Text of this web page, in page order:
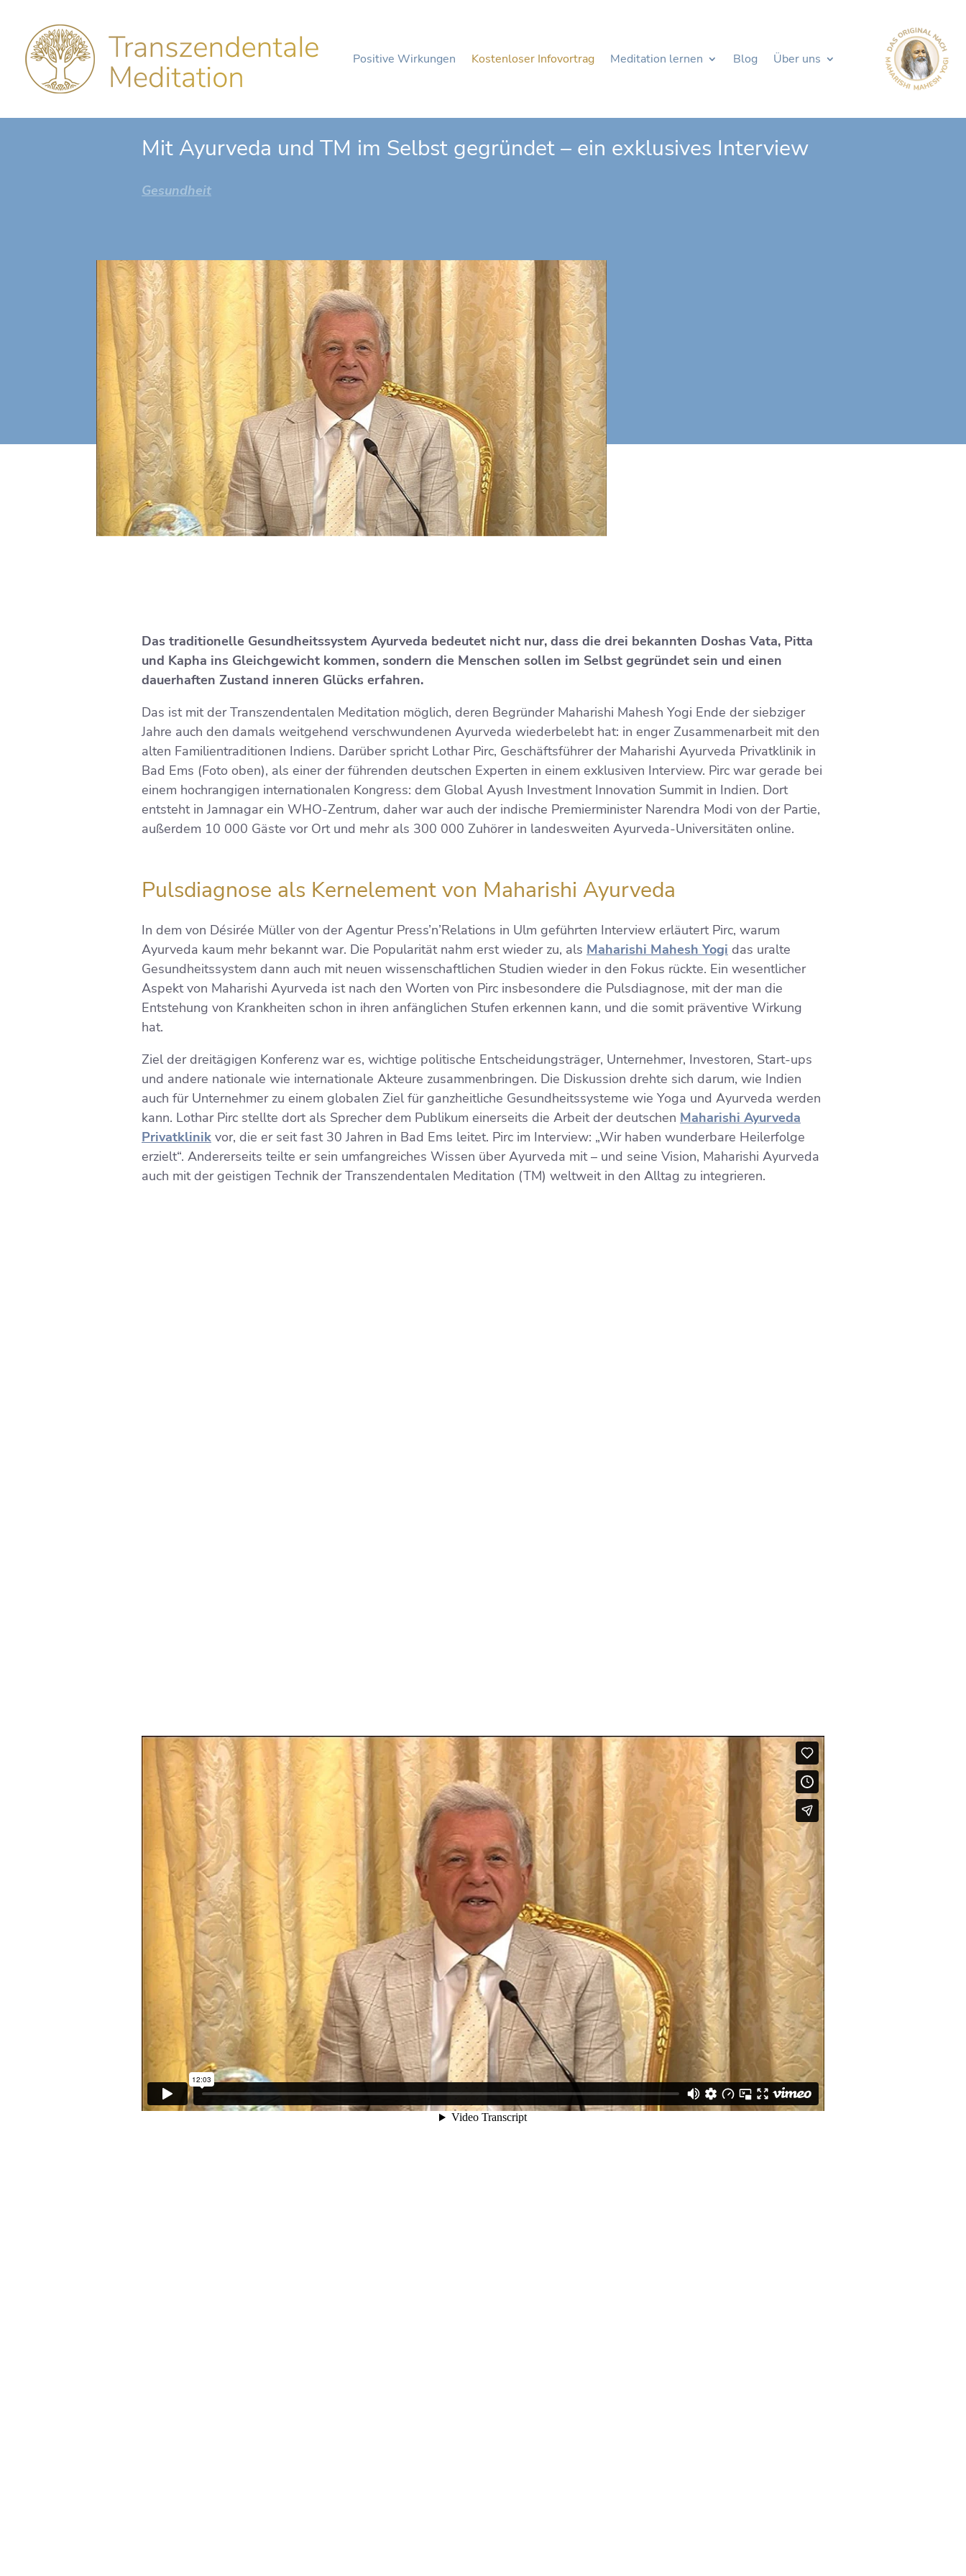
Positive Wirkungen Kostenloser Infovortrag Meditation lernen Blog Über uns
Mit Ayurveda und TM im Selbst gegründet – ein exklusives Interview
Gesundheit
Das traditionelle Gesundheitssystem Ayurveda bedeutet nicht nur, dass die drei bekannten Doshas Vata, Pitta
und Kapha ins Gleichgewicht kommen, sondern die Menschen sollen im Selbst gegründet sein und einen
dauerhaften Zustand inneren Glücks erfahren.
Das ist mit der Transzendentalen Meditation möglich, deren Begründer Maharishi Mahesh Yogi Ende der siebziger
Jahre auch den damals weitgehend verschwundenen Ayurveda wiederbelebt hat: in enger Zusammenarbeit mit den
alten Familientraditionen Indiens. Darüber spricht Lothar Pirc, Geschäftsführer der Maharishi Ayurveda Privatklinik in
Bad Ems (Foto oben), als einer der führenden deutschen Experten in einem exklusiven Interview. Pirc war gerade bei
einem hochrangigen internationalen Kongress: dem Global Ayush Investment Innovation Summit in Indien. Dort
entsteht in Jamnagar ein WHO-Zentrum, daher war auch der indische Premierminister Narendra Modi von der Partie,
außerdem 10 000 Gäste vor Ort und mehr als 300 000 Zuhörer in landesweiten Ayurveda-Universitäten online.
Pulsdiagnose als Kernelement von Maharishi Ayurveda
In dem von Désirée Müller von der Agentur Press’n’Relations in Ulm geführten Interview erläutert Pirc, warum
Ayurveda kaum mehr bekannt war. Die Popularität nahm erst wieder zu, als Maharishi Mahesh Yogi das uralte
Gesundheitssystem dann auch mit neuen wissenschaftlichen Studien wieder in den Fokus rückte. Ein wesentlicher
Aspekt von Maharishi Ayurveda ist nach den Worten von Pirc insbesondere die Pulsdiagnose, mit der man die
Entstehung von Krankheiten schon in ihren anfänglichen Stufen erkennen kann, und die somit präventive Wirkung
hat.
Ziel der dreitägigen Konferenz war es, wichtige politische Entscheidungsträger, Unternehmer, Investoren, Start-ups
und andere nationale wie internationale Akteure zusammenbringen. Die Diskussion drehte sich darum, wie Indien
auch für Unternehmer zu einem globalen Ziel für ganzheitliche Gesundheitssysteme wie Yoga und Ayurveda werden
kann. Lothar Pirc stellte dort als Sprecher dem Publikum einerseits die Arbeit der deutschen Maharishi Ayurveda
Privatklinik vor, die er seit fast 30 Jahren in Bad Ems leitet. Pirc im Interview: „Wir haben wunderbare Heilerfolge
erzielt“. Andererseits teilte er sein umfangreiches Wissen über Ayurveda mit – und seine Vision, Maharishi Ayurveda
auch mit der geistigen Technik der Transzendentalen Meditation (TM) weltweit in den Alltag zu integrieren.